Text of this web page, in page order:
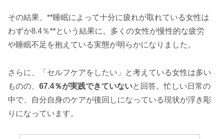
その結果、**睡眠によって十分に疲れが取れている女性は
わずか8.4％**という結果に。多くの女性が慢性的な疲労
や睡眠不足を抱えている実態が明らかになりました。
さらに、「セルフケアをしたい」と考えている女性は多い
ものの、 67.4％が実践できていないと回答。忙しい日常の
中で、自分自身のケアが後回しになっている現状が浮き彫
りになっています。